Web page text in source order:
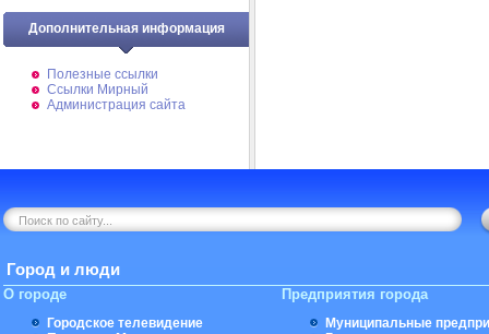
Дополнительная информация
Полезные ссылки
Ссылки Мирный
Администрация сайта
Город и люди
О городе
Городское телевидение
Предприятия города
Муниципальные